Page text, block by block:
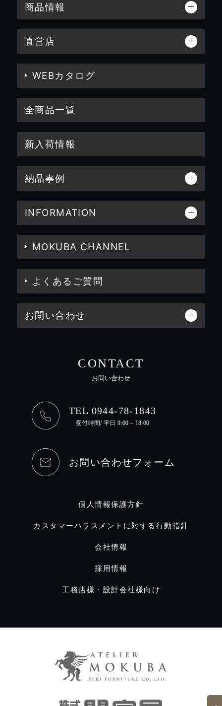
商品情報
直営店
WEBカタログ
全商品一覧
新入荷情報
納品事例
INFORMATION
MOKUBA CHANNEL
よくあるご質問
お問い合わせ
CONTACT
お問い合わせ
TEL 0944-78-1843
受付時間/ 平日 9:00 – 18:00
お問い合わせフォーム
個人情報保護方針
カスタマーハラスメントに対する行動指針
会社情報
採用情報
工務店様・設計会社様向け